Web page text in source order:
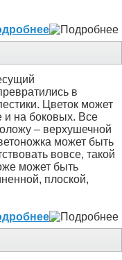
в
Цветок может
и на боковых. Все
– верхушечной
может быть
вовсе, такой
может быть
плоской,